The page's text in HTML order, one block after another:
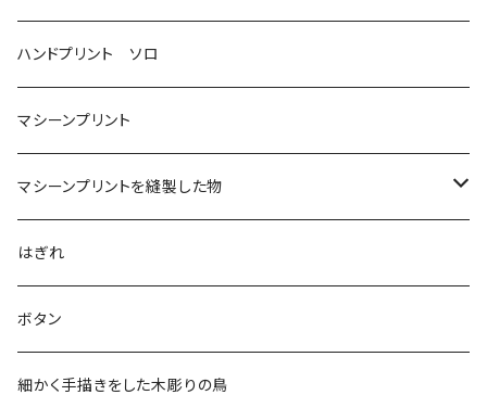
ハンドプリント ソロ
マシーンプリント
マシーンプリントを縫製した物
アロハシャツ
2018
2019
ドレスシャツ
チュニック
はぎれ
ボタン
細かく手描きをした木彫りの鳥